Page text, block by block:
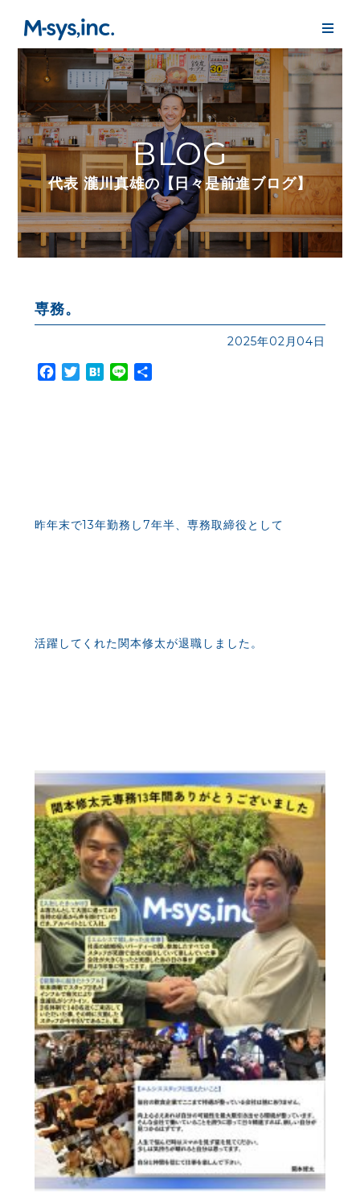
BLOG
代表 瀧川真雄の【日々是前進ブログ】
専務。
2025年02月04日
Facebook
TwitterHatena
Line
昨年末で13年勤務し7年半、専務取締役として
活躍してくれた関本修太が退職しました。